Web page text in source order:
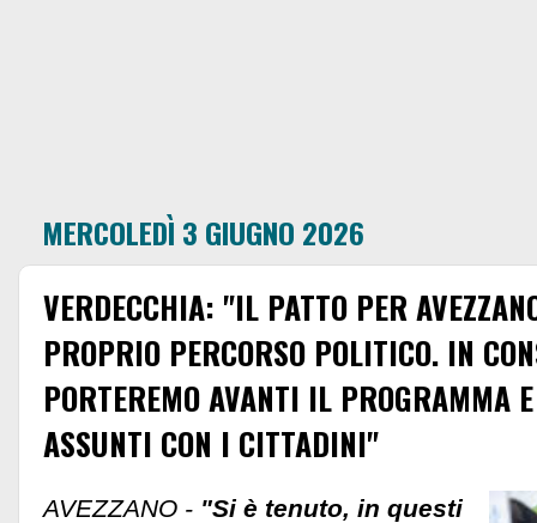
MERCOLEDÌ 3 GIUGNO 2026
VERDECCHIA: "IL PATTO PER
PROPRIO PERCORSO POLITICO. IN
PORTEREMO AVANTI IL PROGRAMMA
ASSUNTI CON I CITTADINI"
AVEZZANO - "Si è tenuto, in questi